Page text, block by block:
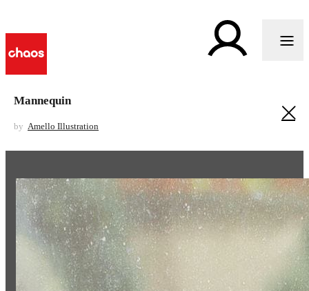
Mannequin
by Amello Illustration